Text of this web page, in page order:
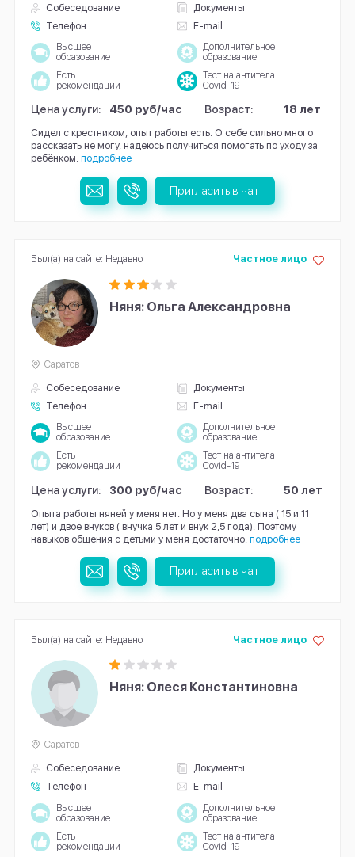
Собеседование
Документы
Телефон
E-mail
Высшее
образование
Дополнительное
образование
Есть
рекомендации
Тест на антитела
Covid-19
Цена услуги: 450 руб/час Возраст: 18 лет
Сидел с крестником, опыт работы есть. О себе сильно много
рассказать не могу, надеюсь получиться помогать по уходу за
ребёнком. подробнее
Пригласить в чат
Няня: Ольга Александровна
Собеседование
Документы
Телефон
E-mail
Частное лицо
Саратов
Высшее
образование
Дополнительное
образование
Есть
рекомендации
Тест на антитела
Covid-19
Цена услуги: 300 руб/час Возраст: 50 лет
Опыта работы няней у меня нет. Но у меня два сына ( 15 и 11
лет) и двое внуков ( внучка 5 лет и внук 2,5 года). Поэтому
навыков общения с детьми у меня достаточно. подробнее
Был(а) на сайте: Недавно
Пригласить в чат
Няня: Олеся Константиновна
Собеседование
Документы
Телефон
E-mail
Частное лицо
Саратов
Высшее
образование
Дополнительное
образование
Есть
рекомендации
Тест на антитела
Covid-19
Был(а) на сайте: Недавно